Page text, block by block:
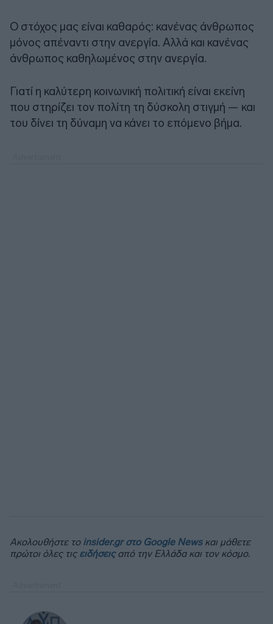
Ο στόχος μας είναι καθαρός: κανένας άνθρωπος
μόνος απέναντι στην ανεργία. Αλλά και κανένας
άνθρωπος καθηλωμένος στην ανεργία.
Γιατί η καλύτερη κοινωνική πολιτική είναι εκείνη
που στηρίζει τον πολίτη τη δύσκολη στιγμή — και
του δίνει τη δύναμη να κάνει το επόμενο βήμα.
Ακολουθήστε το insider.gr στο Google Newsκαι μάθετε
πρώτοι όλες τις ειδήσειςαπό την Ελλάδα και τον κόσμο.